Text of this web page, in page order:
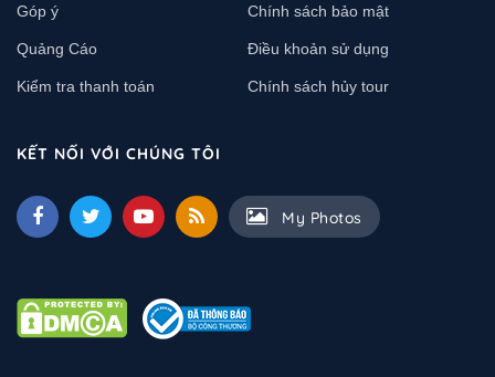
Góp ý Chính sách bảo mật
Quảng Cáo Điều khoản sử dụng
Kiểm tra thanh toán Chính sách hủy tour
KẾT NỐI VỚI CHÚNG TÔI
My Photos